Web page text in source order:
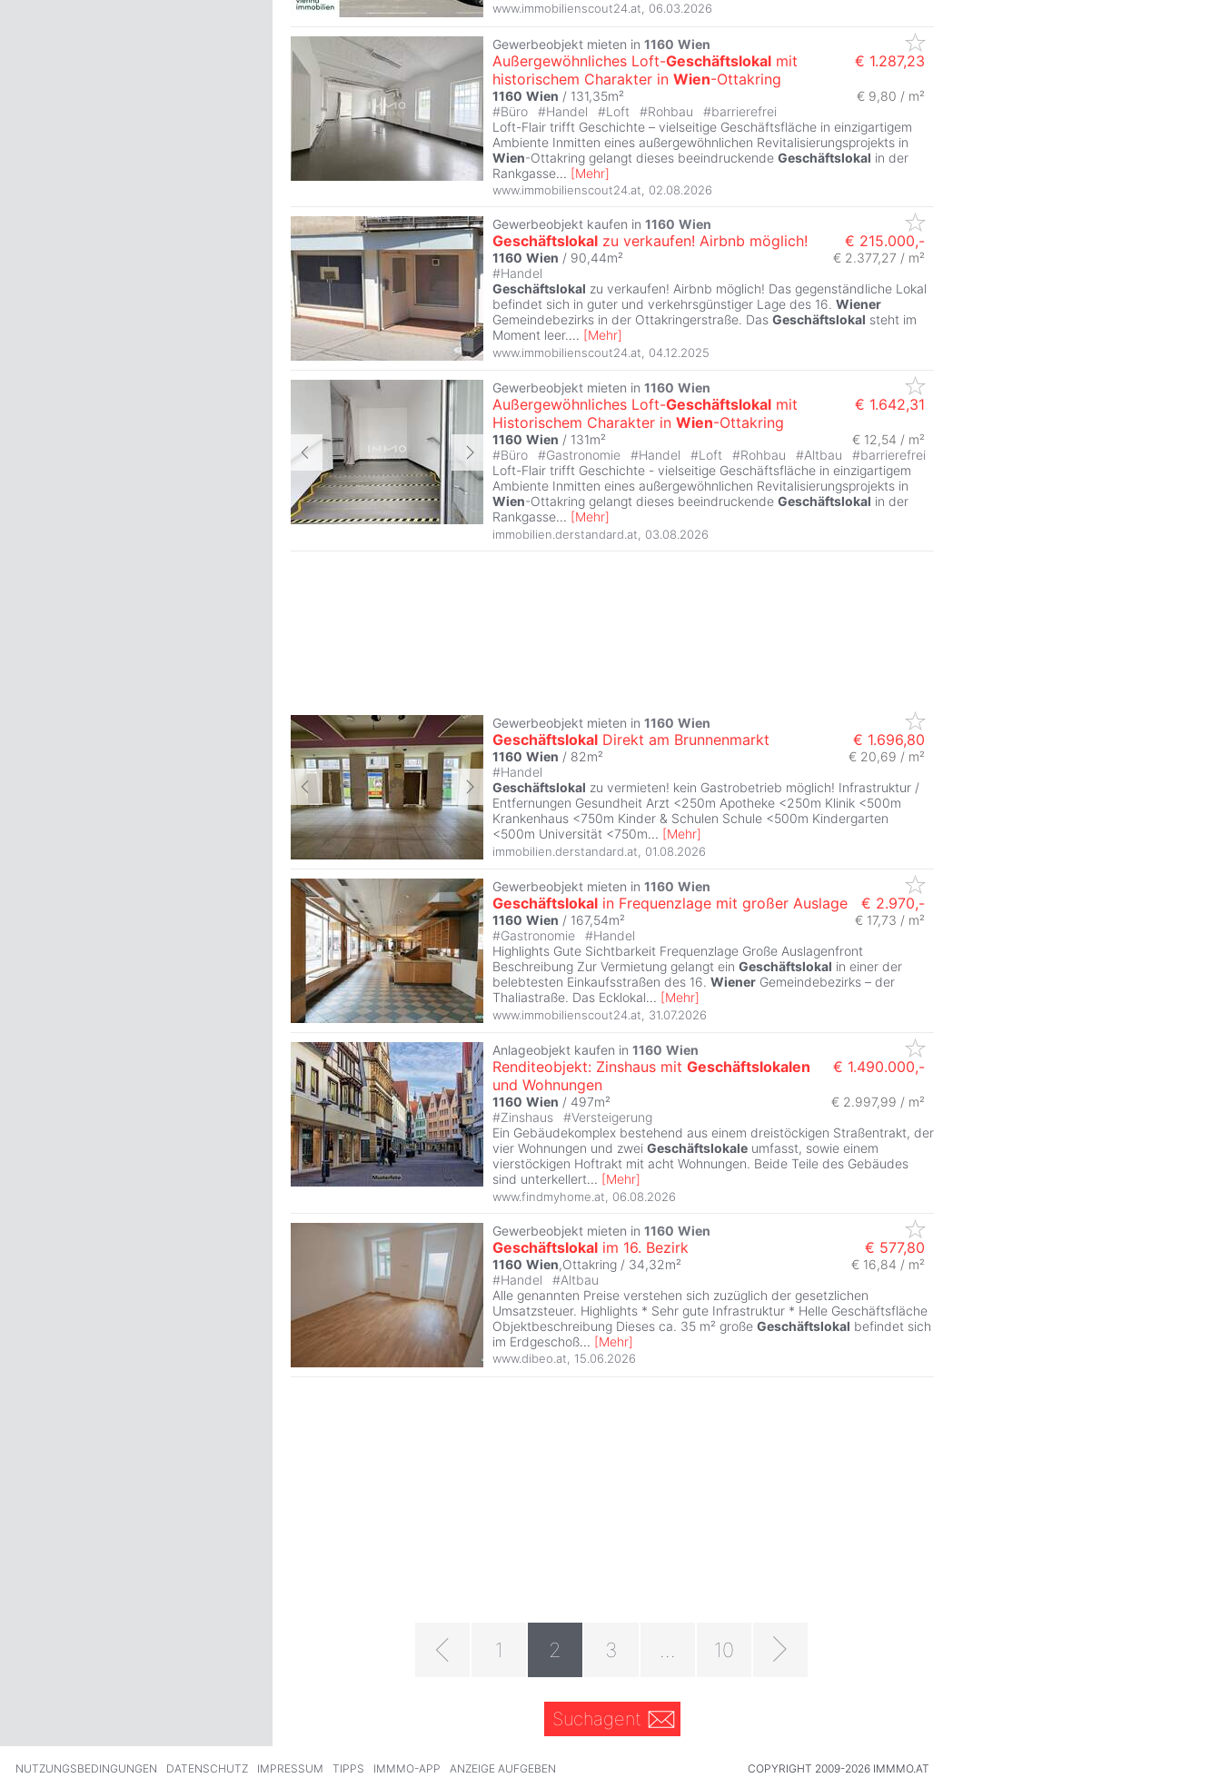
www.immobilienscout24.at, 06.03.2026
Gewerbeobjekt mieten in 1160 Wien
Außergewöhnliches Loft-Geschäftslokal mit
historischem Charakter in Wien-Ottakring
€ 1.287,23
1160 Wien / 131,35m²
€ 9,80 / m²
#Büro #Handel #Loft #Rohbau #barrierefrei
Loft-Flair trifft Geschichte – vielseitige Geschäftsfläche in einzigartigem
Ambiente Inmitten eines außergewöhnlichen Revitalisierungsprojekts in
Wien-Ottakring gelangt dieses beeindruckende Geschäftslokal in der
Rankgasse... [Mehr]
www.immobilienscout24.at, 02.08.2026
Gewerbeobjekt kaufen in 1160 Wien
Geschäftslokal zu verkaufen! Airbnb möglich! € 215.000,-
1160 Wien / 90,44m²
€ 2.377,27 / m²
#Handel
Geschäftslokal zu verkaufen! Airbnb möglich! Das gegenständliche Lokal
befindet sich in guter und verkehrsgünstiger Lage des 16. Wiener
Gemeindebezirks in der Ottakringerstraße. Das Geschäftslokal steht im
Moment leer.... [Mehr]
www.immobilienscout24.at 04.12.2025
Gewerbeobjekt mieten in 1160 Wien
Außergewöhnliches Loft-Geschäftslokal mit
Historischem Charakter in Wien-Ottakring
€ 1.642,31
1160 Wien / 131m² € 12,54 / m²
#Büro #Gastronomie #Handel #Loft #Rohbau #Altbau #barrierefrei
Loft-Flair trifft Geschichte - vielseitige Geschäftsfläche in einzigartigem
Ambiente Inmitten eines außergewöhnlichen Revitalisierungsprojekts in
Wien-Ottakring gelangt dieses beeindruckende Geschäftslokal in der
Rankgasse... [Mehr]
immobilien.derstandard.at 03.08.2026
Gewerbeobjekt mieten in 1160 Wien
Geschäftslokal Direkt am Brunnenmarkt € 1.696,80
1160 Wien / 82m² € 20,69 / m²
#Handel
Geschäftslokal zu vermieten! kein Gastrobetrieb möglich! Infrastruktur /
Entfernungen Gesundheit Arzt <250m Apotheke <250m Klinik <500m
Krankenhaus <750m Kinder & Schulen Schule <500m Kindergarten
<500m Universität <750m... [Mehr]
immobilien.derstandard.at 01.08.2026
Gewerbeobjekt mieten in 1160 Wien
Geschäftslokal in Frequenzlage mit großer Auslage € 2.970,-
1160 Wien / 167,54m²
€ 17,73 / m²
#Gastronomie #Handel
Highlights Gute Sichtbarkeit Frequenzlage Große Auslagenfront
Beschreibung Zur Vermietung gelangt ein Geschäftslokal in einer der
belebtesten Einkaufsstraßen des 16. Wiener Gemeindebezirks – der
Thaliastraße. Das Ecklokal... [Mehr]
www.immobilienscout24.at 31.07.2026
Anlageobjekt kaufen in 1160 Wien
Renditeobjekt: Zinshaus mit Geschäftslokalen
und Wohnungen
€ 1.490.000,-
1160 Wien / 497m²
€ 2.997,99 / m²
#Zinshaus #Versteigerung
Ein Gebäudekomplex bestehend aus einem dreistöckigen Straßentrakt, der
vier Wohnungen und zwei Geschäftslokale umfasst, sowie einem
vierstöckigen Hoftrakt mit acht Wohnungen. Beide Teile des Gebäudes
sind unterkellert... [Mehr]
www.findmyhome.at 06.08.2026
Gewerbeobjekt mieten in 1160 Wien
Geschäftslokal im 16. Bezirk € 577,80
1160 Wien,Ottakring / 34,32m²
€ 16,84 / m²
#Handel #Altbau
Alle genannten Preise verstehen sich zuzüglich der gesetzlichen
Umsatzsteuer. Highlights * Sehr gute Infrastruktur * Helle Geschäftsfläche
Objektbeschreibung Dieses ca. 35 m² große Geschäftslokal befindet sich
im Erdgeschoß... [Mehr]
www.dibeo.at 15.06.2026
1 2 3 10
Suchagent
NUTZUNGSBEDINGUNGEN DATENSCHUTZ IMPRESSUM TIPPS IMMMO-APP ANZEIGE AUFGEBEN COPYRIGHT 2009-2026 IMMMO.AT